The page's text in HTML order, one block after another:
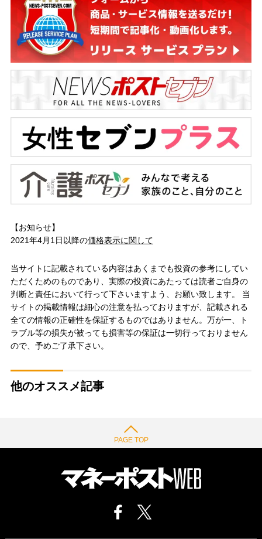
【お知らせ】
2021年4月1日以降の価格表示に関して
当サイトに記載されている内容はあくまでも投資の参考にしてい
ただくためのものであり、実際の投資にあたっては読者ご自身の
判断と責任において行って下さいますよう、お願い致します。 当
サイトの掲載情報は細心の注意を払っておりますが、記載される
全ての情報の正確性を保証するものではありません。万が一、ト
ラブル等の損失が被っても損害等の保証は一切行っておりません
ので、予めご了承下さい。
他のオススメ記事
PAGE TOP